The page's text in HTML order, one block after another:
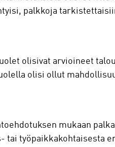
palkkoja
olisivat arvioineet
olisi ollut
mukaan
tai työpaikkakohtaisesta